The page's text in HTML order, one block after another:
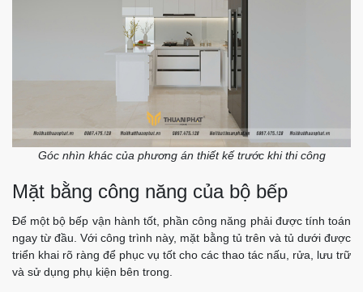
Góc nhìn khác của phương án thiết kế trước khi thi công
Mặt bằng công năng của bộ bếp
Để một bộ bếp vận hành tốt, phần công năng phải được tính toán
ngay từ đầu. Với công trình này, mặt bằng tủ trên và tủ dưới được
triển khai rõ ràng để phục vụ tốt cho các thao tác nấu, rửa, lưu trữ
và sử dụng phụ kiện bên trong.